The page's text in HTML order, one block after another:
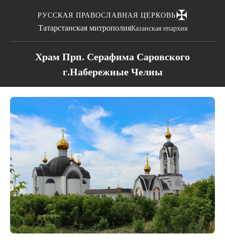
РУССКАЯ ПРАВОСЛАВНАЯ ЦЕРКОВЬ✠
Татарстанская митрополияКазанская епархия
Храм Прп. Серафима Саровского
г.Набережные Челны